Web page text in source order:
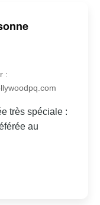
:
très spéciale :
au